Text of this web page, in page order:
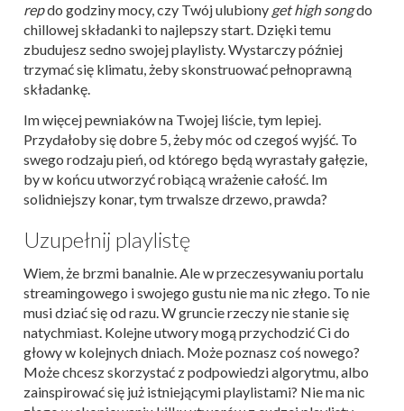
repdo godziny mocy, czy Twój ulubiony get high songdo
chillowej składanki to najlepszy start. Dzięki temu
zbudujesz sedno swojej playlisty. Wystarczy później
trzymać się klimatu, żeby skonstruować pełnoprawną
składankę.
Im więcej pewniaków na Twojej liście, tym lepiej.
Przydałoby się dobre 5, żeby móc od czegoś wyjść. To
swego rodzaju pień, od którego będą wyrastały gałęzie,
by w końcu utworzyć robiącą wrażenie całość. Im
solidniejszy konar, tym trwalsze drzewo, prawda?
Uzupełnij playlistę
Wiem, że brzmi banalnie. Ale w przeczesywaniu portalu
streamingowego i swojego gustu nie ma nic złego. To nie
musi dziać się od razu. W gruncie rzeczy nie stanie się
natychmiast. Kolejne utwory mogą przychodzić Ci do
głowy w kolejnych dniach. Może poznasz coś nowego?
Może chcesz skorzystać z podpowiedzi algorytmu, albo
zainspirować się już istniejącymi playlistami? Nie ma nic